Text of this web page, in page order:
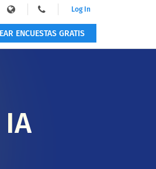
Log In
ENCUESTAS GRATIS